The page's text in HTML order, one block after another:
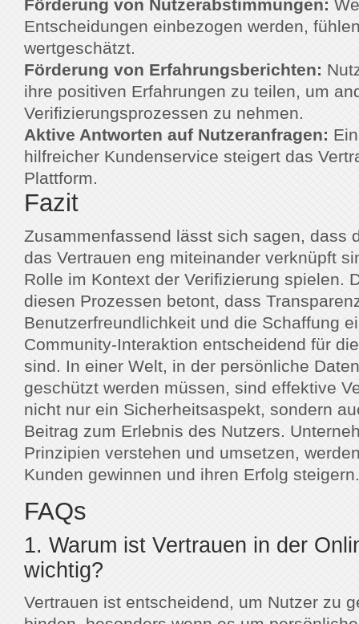
Förderung von Nutzerabstimmungen:
Entscheidungen einbezogen werden,
wertgeschätzt.
Förderung von Erfahrungsberichten:
ihre positiven Erfahrungen zu teilen, um
Verifizierungsprozessen zu nehmen.
Aktive Antworten auf Nutzeranfragen:
hilfreicher Kundenservice steigert das
Plattform.
Fazit
Zusammenfassend lässt sich sagen, dass
das Vertrauen eng miteinander verknüpft
Rolle im Kontext der Verifizierung spielen.
diesen Prozessen betont, dass
Benutzerfreundlichkeit und die Schaffung
Community-Interaktion entscheidend für
sind. In einer Welt, in der persönliche
geschützt werden müssen, sind effektive
nicht nur ein Sicherheitsaspekt, sondern
Beitrag zum Erlebnis des Nutzers.
Prinzipien verstehen und umsetzen,
Kunden gewinnen und ihren Erfolg steigern.
FAQs
1. Warum ist Vertrauen in der
wichtig?
Vertrauen ist entscheidend, um Nutzer zu